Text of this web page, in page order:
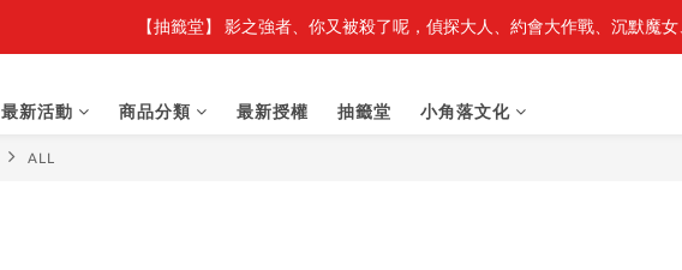
【轉生史萊姆】系列書展🌟系列小說 79 折，滿$389送「完
【抽籤堂】 影之強者、你又被殺了呢，偵探大人、約會大作戰、沉默魔
最新活動 商品分類 最新授權 抽籤堂 小角落文化
ALL